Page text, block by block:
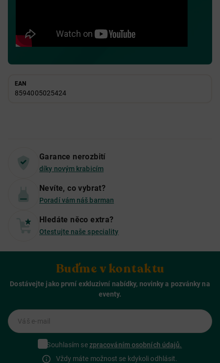
EAN
8594005025424
Garance nerozbití
díky novým krabicím
Nevíte, co vybrat?
Poradí vám náš barman
Hledáte něco extra?
Otestujte naše speciality
Buďme v kontaktu
Dostávejte jako první exkluzivní nabídky, novinky a pozvánky na
eventy.
Váš e-mail
Souhlasím sezpracováním osobních údajů.
Vždy máte možnost se kdykoli odhlásit.